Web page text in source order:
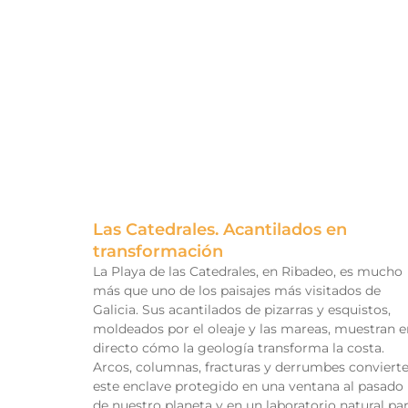
Las Catedrales. Acantilados en
transformación
La Playa de las Catedrales, en Ribadeo, es mucho
más que uno de los paisajes más visitados de
Galicia. Sus acantilados de pizarras y esquistos,
moldeados por el oleaje y las mareas, muestran
directo cómo la geología transforma la costa.
Arcos, columnas, fracturas y derrumbes
este enclave protegido en una ventana al pasado